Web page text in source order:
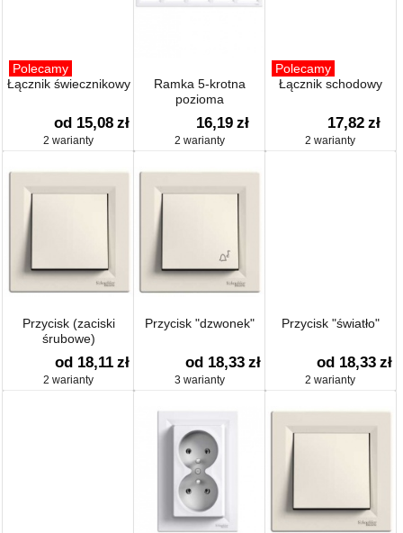
Polecamy
Łącznik świecznikowy
od 15,08 zł
2 warianty
Ramka 5-krotna
pozioma
16,19 zł
2 warianty
Polecamy
Łącznik schodowy
17,82 zł
2 warianty
Przycisk (zaciski
śrubowe)
od 18,11 zł
2 warianty
Przycisk "dzwonek"
od 18,33 zł
3 warianty
Przycisk "światło"
od 18,33 zł
2 warianty